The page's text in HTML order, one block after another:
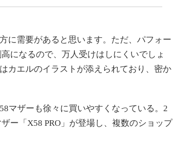
に需要があると思います。ただ、パフォー
になるので、万人受けはしにくいでしょ
カエルのイラストが添えられており、密か
マザーも徐々に買いやすくなっている。2
ー「X58 PRO」が登場し、複数のショップ